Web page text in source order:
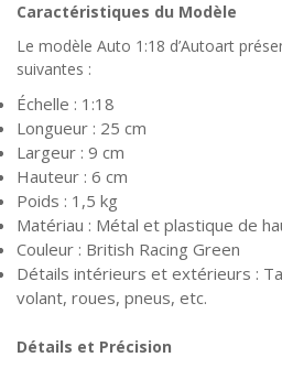
Caractéristiques du Modèle
Le modèle Auto 1:18 d’Autoart
suivantes :
Échelle : 1:18
Longueur : 25 cm
Largeur : 9 cm
Hauteur : 6 cm
Poids : 1,5 kg
Matériau : Métal et plastique de
Couleur : British Racing Green
Détails intérieurs et extérieurs :
volant, roues, pneus, etc.
Détails et Précision